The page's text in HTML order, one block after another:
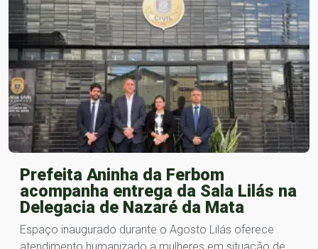
Prefeita Aninha da Ferbom
acompanha entrega da Sala Lilás na
Delegacia de Nazaré da Mata
Espaço inaugurado durante o Agosto Lilás oferece
atendimento humanizado a mulheres em situação de